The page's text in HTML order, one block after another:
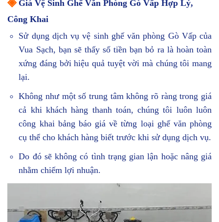
Giá Vệ Sinh Ghế Văn Phòng Gò Vấp Hợp Lý,
Công Khai
Sử dụng dịch vụ vệ sinh ghế văn phòng Gò Vấp của
Vua Sạch, bạn sẽ thấy số tiền bạn bỏ ra là hoàn toàn
xứng đáng bởi hiệu quả tuyệt vời mà chúng tôi mang
lại.
Không như một số trung tâm không rõ ràng trong giá
cả khi khách hàng thanh toán, chúng tôi luôn luôn
công khai bảng báo giá về từng loại ghế văn phòng
cụ thể cho khách hàng biết trước khi sử dụng dịch vụ.
Do đó sẽ không có tình trạng gian lận hoặc nâng giá
nhằm chiếm lợi nhuận.